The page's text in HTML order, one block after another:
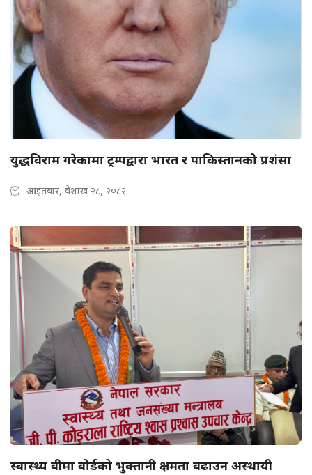
युद्धविराम गरेकामा ट्रम्पद्वारा भारत र पाकिस्तानको प्रशंसा
आइतबार, वैशाख २८, २०८२
स्वास्थ्य बीमा बोर्डको भुक्तानी क्षमता बढाउन अस्थायी